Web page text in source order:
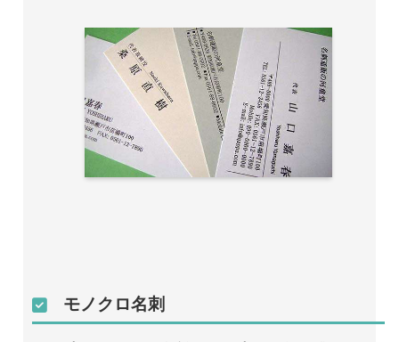
モノクロ名刺